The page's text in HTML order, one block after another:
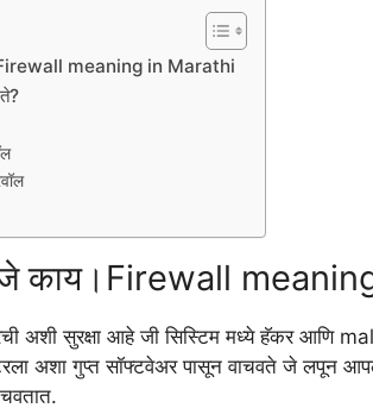
meaning in Marathi
काय।Firewall
अशी सुरक्षा आहे जी सिस्टिम मध्ये हॅकर आणि
अशा गुप्त सॉफ्टवेअर पासून वाचवते जे लपून